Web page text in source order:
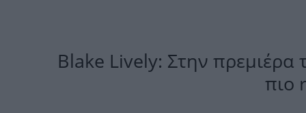
Blake Lively: Στην πρεμιέρα
πιο